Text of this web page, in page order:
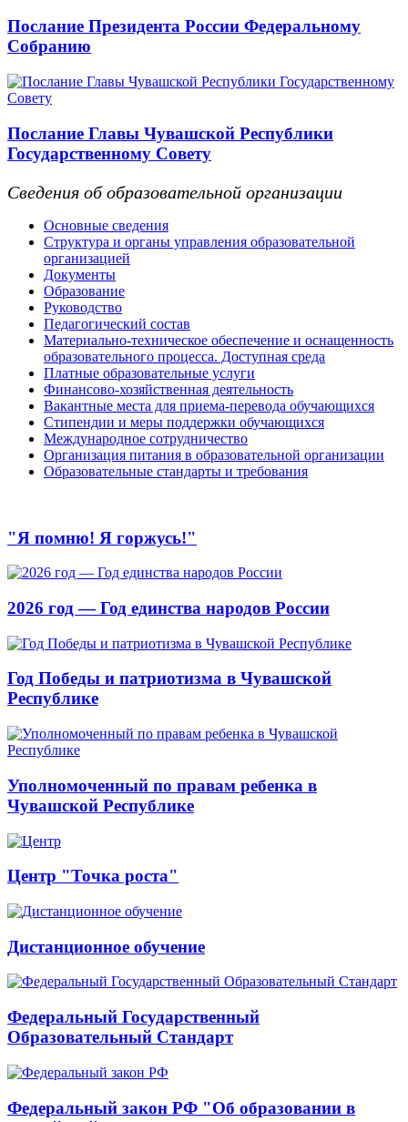
Послание Президента России Федеральному
Собранию
Послание Главы Чувашской Республики
Государственному Совету
Сведения об образовательной организации
Основные сведения
Структура и органы управления образовательной
организацией
Документы
Образование
Руководство
Педагогический состав
Материально-техническое обеспечение и оснащенность
образовательного процесса. Доступная среда
Платные образовательные услуги
Финансово-хозяйственная деятельность
Вакантные места для приема-перевода обучающихся
Стипендии и меры поддержки обучающихся
Международное сотрудничество
Организация питания в образовательной организации
Образовательные стандарты и требования
"Я помню! Я горжусь!"
2026 год — Год единства народов России
Год Победы и патриотизма в Чувашской
Республике
Уполномоченный по правам ребенка в
Чувашской Республике
Центр "Точка роста"
Дистанционное обучение
Федеральный Государственный
Образовательный Стандарт
Федеральный закон РФ "Об образовании в